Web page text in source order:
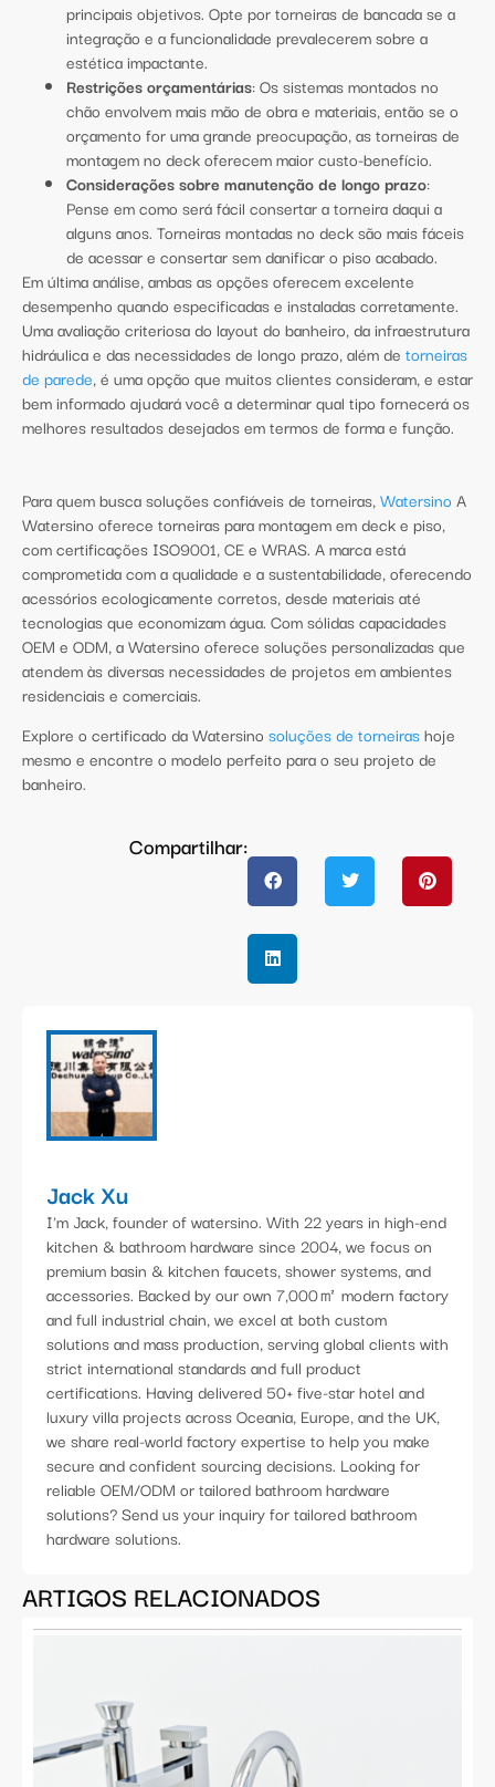
principais objetivos. Opte por torneiras de bancada se a
integração e a funcionalidade prevalecerem sobre a
estética impactante.
Restrições orçamentárias: Os sistemas montados no
chão envolvem mais mão de obra e materiais, então se o
orçamento for uma grande preocupação, as torneiras de
montagem no deck oferecem maior custo-benefício.
Considerações sobre manutenção de longo prazo:
Pense em como será fácil consertar a torneira daqui a
alguns anos. Torneiras montadas no deck são mais fáceis
de acessar e consertar sem danificar o piso acabado.
Em última análise, ambas as opções oferecem excelente
desempenho quando especificadas e instaladas corretamente.
Uma avaliação criteriosa do layout do banheiro, da infraestrutura
hidráulica e das necessidades de longo prazo, além de torneiras
de parede, é uma opção que muitos clientes consideram, e estar
bem informado ajudará você a determinar qual tipo fornecerá os
melhores resultados desejados em termos de forma e função.
Para quem busca soluções confiáveis de torneiras,Watersino A
Watersino oferece torneiras para montagem em deck e piso,
com certificações ISO9001, CE e WRAS. A marca está
comprometida com a qualidade e a sustentabilidade, oferecendo
acessórios ecologicamente corretos, desde materiais até
tecnologias que economizam água. Com sólidas capacidades
OEM e ODM, a Watersino oferece soluções personalizadas que
atendem às diversas necessidades de projetos em ambientes
residenciais e comerciais.
Explore o certificado da Watersino soluções de torneirashoje
mesmo e encontre o modelo perfeito para o seu projeto de
banheiro.
Compartilhar:
Jack Xu
I'm Jack, founder of watersino. With 22 years in high-end
kitchen & bathroom hardware since 2004, we focus on
premium basin & kitchen faucets, shower systems, and
accessories. Backed by our own 7,000㎡ modern factory
and full industrial chain, we excel at both custom
solutions and mass production, serving global clients with
strict international standards and full product
certifications. Having delivered 50+ five-star hotel and
luxury villa projects across Oceania, Europe, and the UK,
we share real-world factory expertise to help you make
secure and confident sourcing decisions. Looking for
reliable OEM/ODM or tailored bathroom hardware
solutions? Send us your inquiry for tailored bathroom
hardware solutions.
ARTIGOS RELACIONADOS